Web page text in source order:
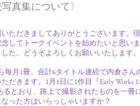
真集について〉
ただきましてありがとうございます。
してトークイベントを始めたいと思い
た。どうぞよろしくお願いいたします。
毎月1冊、合計6タイトル連続で内倉さ
だきます。1月1日に1作目『Early Works
るとおり、路上で撮影されたものを一
った方はいらっしゃいますか？